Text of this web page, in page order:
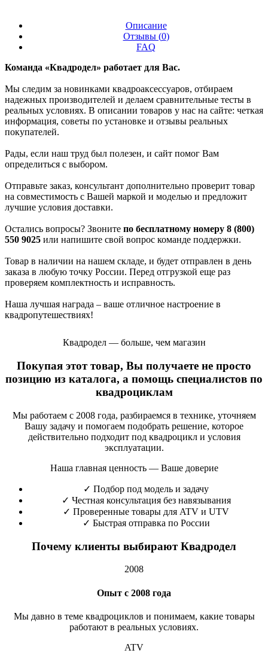
Описание
Отзывы (0)
FAQ
Команда «Квадродел» работает для Вас.
Мы следим за новинками квадроаксессуаров, отбираем
надежных производителей и делаем сравнительные тесты в
реальных условиях. В описании товаров у нас на сайте: четкая
информация, советы по установке и отзывы реальных
покупателей.
Рады, если наш труд был полезен, и сайт помог Вам
определиться с выбором.
Отправьте заказ, консультант дополнительно проверит товар
на совместимость с Вашей маркой и моделью и предложит
лучшие условия доставки.
Остались вопросы? Звоните по бесплатному номеру 8 (800)
550 9025 или напишите свой вопрос команде поддержки.
Товар в наличии на нашем складе, и будет отправлен в день
заказа в любую точку России. Перед отгрузкой еще раз
проверяем комплектность и исправность.
Наша лучшая награда – ваше отличное настроение в
квадропутешествиях!
Квадродел — больше, чем магазин
Покупая этот товар, Вы получаете не просто
позицию из каталога, а помощь специалистов по
квадроциклам
Мы работаем с 2008 года, разбираемся в технике, уточняем
Вашу задачу и помогаем подобрать решение, которое
действительно подходит под квадроцикл и условия
эксплуатации.
Наша главная ценность — Ваше доверие
✓ Подбор под модель и задачу
✓ Честная консультация без навязывания
✓ Проверенные товары для ATV и UTV
✓ Быстрая отправка по России
Почему клиенты выбирают Квадродел
2008
Опыт с 2008 года
Мы давно в теме квадроциклов и понимаем, какие товары
работают в реальных условиях.
ATV